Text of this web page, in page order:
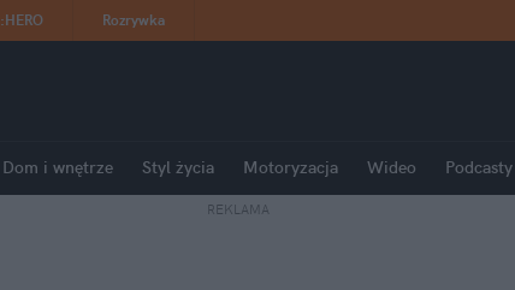
:HERO Rozrywka
Dom i wnętrze Styl życia Motoryzacja Wideo Podcasty
REKLAMA